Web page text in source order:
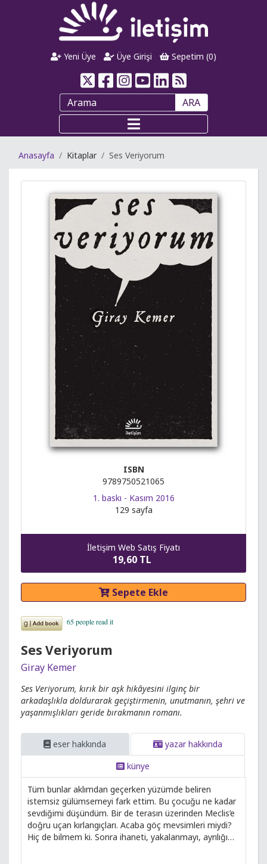
Yeni Üye Üye Girişi Sepetim (0)
ARA
Anasayfa Kitaplar Ses Veriyorum
ISBN
9789750521065
1. baskı - Kasım 2016
129 sayfa
İletişim Web Satış Fiyatı
19,60 TL
Sepete Ekle
Ses Veriyorum
Giray Kemer
Ses Veriyorum, kırık bir aşk hikâyesini ilginç bir
arkadaşlıkla doldurarak geçiştirmenin, unutmanın, şehri ve
yaşanmışlıkları geride bırakmanın romanı.
eser hakkında
yazar hakkında
künye
Tüm bunlar aklımdan geçerken yüzümde beliren
istemsiz gülümsemeyi fark ettim. Bu çocuğu ne kadar
sevdiğimi düşündüm. Bir de terasın üzerinden Meclis’e
doğru uçan kırlangıçları. Acaba göç mevsimleri miydi?
Hiç de bilmem ki. Sonra ihaneti, yakalanmayı, ayrılığı…